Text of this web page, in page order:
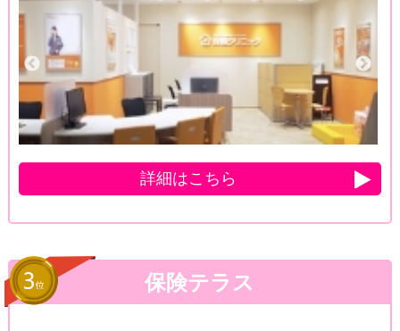
詳細はこちら
保険テラス